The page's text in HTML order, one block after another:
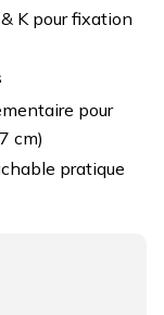
K pour fixation
pour
cm)
pratique